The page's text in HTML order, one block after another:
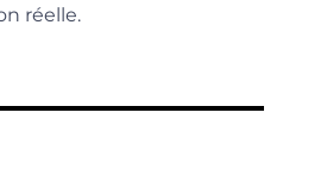
réelle.